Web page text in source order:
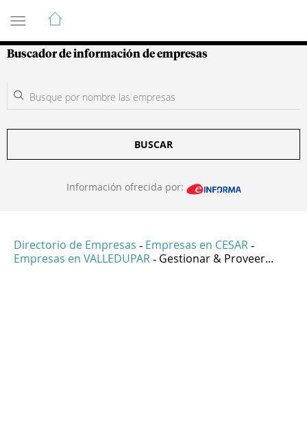
Guía de Empresas Colombianas
Buscador de información de empresas
BUSCAR
Información ofrecida por:
Directorio de Empresas - Empresas en CESAR -
Empresas en VALLEDUPAR - Gestionar & Proveer...